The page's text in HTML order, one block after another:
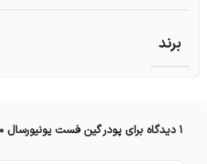
برند
1 دیدگاه برای پودر گین فست یونیورسال 2300 گرم